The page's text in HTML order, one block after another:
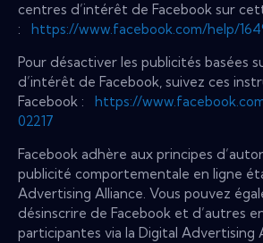
centres d’intérêt de Facebook sur
: https://www.facebook.com/help/
Pour désactiver les publicités basées
d’intérêt de Facebook, suivez ces
Facebook : https://
02217
Facebook adhère aux principes
publicité comportementale en ligne
Advertising Alliance. Vous pouvez
désinscrire de Facebook et d’autres
participantes via la Digital Advertising